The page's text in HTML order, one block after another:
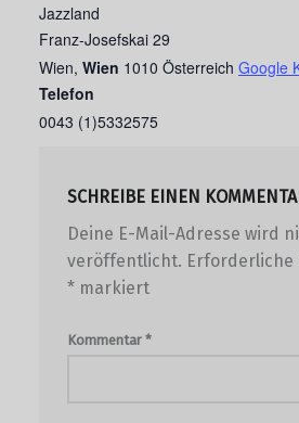
Jazzland
Franz-Josefskai 29
Wien, Wien 1010 Österreich Google
Telefon
0043 (1)5332575
SCHREIBE EINEN
Deine E-Mail-Adresse wird
veröffentlicht. Erforderliche
*markiert
Kommentar *